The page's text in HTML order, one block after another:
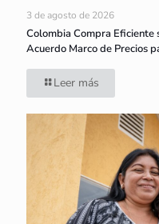
3 de agosto de 2026
Colombia Compra
Acuerdo Marco de Precios
Leer más